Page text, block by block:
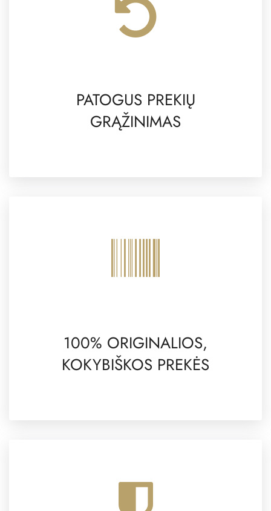
PATOGUS PREKIŲ
GRĄŽINIMAS
100% ORIGINALIOS,
KOKYBIŠKOS PREKĖS